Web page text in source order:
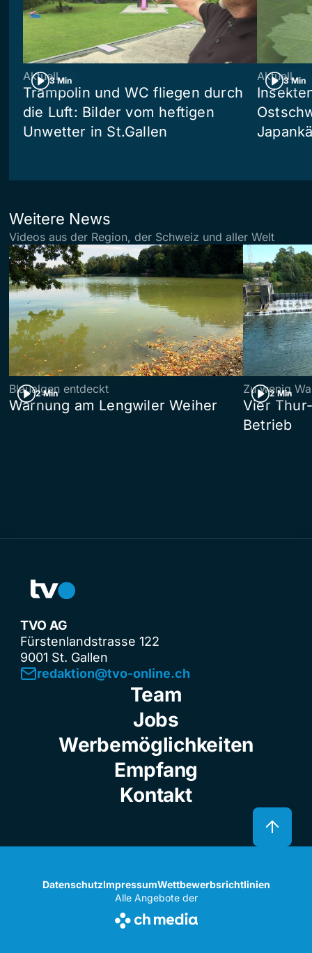
3 Min
Aktuell
Trampolin und WC fliegen durch
die Luft: Bilder vom heftigen
Unwetter in St.Gallen
3 Min
Aktuell
Weitere News
Videos aus der Region, der Schweiz und aller Welt
2 Min
Blaualgen entdeckt
Warnung am Lengwiler Weiher
2 Min
Zu wenig
Vier
Betrieb
TVO AG
Fürstenlandstrasse 122
9001 St. Gallen
redaktion@tvo-online.ch
Team
Jobs
Werbemöglichkeiten
Empfang
Kontakt
DatenschutzImpressumWettbewerbsrichtlinien
Alle Angebote der